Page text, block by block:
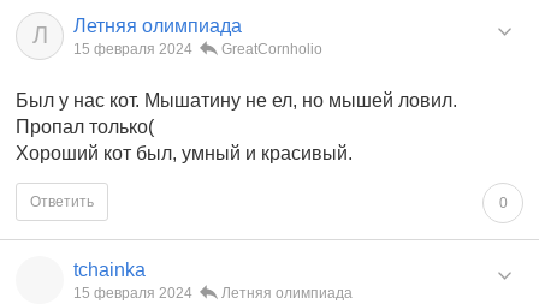
Л Летняя олимпиада
15 февраля 2024 GreatCornholio
Был у нас кот. Мышатину не ел, но мышей ловил.
Пропал только(
Хороший кот был, умный и красивый.
0
Ответить
tchainka
15 февраля 2024 Летняя олимпиада